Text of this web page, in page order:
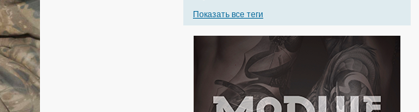
Показать все теги